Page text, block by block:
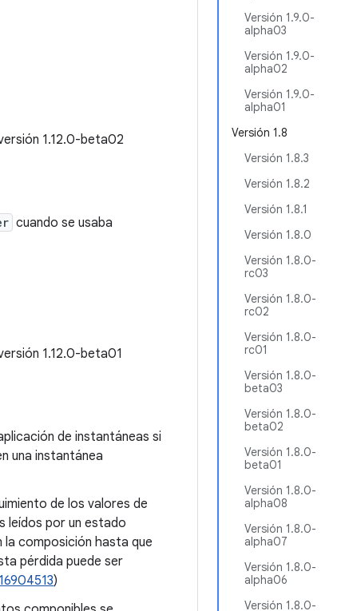
Versión 1.9.0-
alpha03
Versión 1.9.0-
alpha02
Versión 1.9.0-
alpha01
Versión 1.8
Versión 1.8.3
Versión 1.8.2
Versión 1.8.1
Versión 1.8.0
Versión 1.8.0-
rc03
Versión 1.8.0-
rc02
Versión 1.8.0-
rc01
Versión 1.8.0-
beta03
Versión 1.8.0-
beta02
Versión 1.8.0-
beta01
Versión 1.8.0-
alpha08
Versión 1.8.0-
alpha07
Versión 1.8.0-
alpha06
Versión 1.8.0-
1.12.0-beta02
cuando se usaba
1.12.0-beta01
de instantáneas si
una instantánea
de los valores de
leídos por un estado
la composición hasta que
pérdida puede ser
)